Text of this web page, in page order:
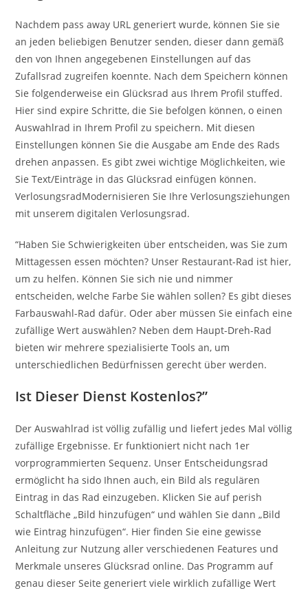
Nachdem pass away URL generiert wurde, können Sie sie
an jeden beliebigen Benutzer senden, dieser dann gemäß
den von Ihnen angegebenen Einstellungen auf das
Zufallsrad zugreifen koennte. Nach dem Speichern können
Sie folgenderweise ein Glücksrad aus Ihrem Profil stuffed.
Hier sind expire Schritte, die Sie befolgen können, o einen
Auswahlrad in Ihrem Profil zu speichern. Mit diesen
Einstellungen können Sie die Ausgabe am Ende des Rads
drehen anpassen. Es gibt zwei wichtige Möglichkeiten, wie
Sie Text/Einträge in das Glücksrad einfügen können.
VerlosungsradModernisieren Sie Ihre Verlosungsziehungen
mit unserem digitalen Verlosungsrad.
“Haben Sie Schwierigkeiten über entscheiden, was Sie zum
Mittagessen essen möchten? Unser Restaurant-Rad ist hier,
um zu helfen. Können Sie sich nie und nimmer
entscheiden, welche Farbe Sie wählen sollen? Es gibt dieses
Farbauswahl-Rad dafür. Oder aber müssen Sie einfach eine
zufällige Wert auswählen? Neben dem Haupt-Dreh-Rad
bieten wir mehrere spezialisierte Tools an, um
unterschiedlichen Bedürfnissen gerecht über werden.
Ist Dieser Dienst Kostenlos?”
Der Auswahlrad ist völlig zufällig und liefert jedes Mal völlig
zufällige Ergebnisse. Er funktioniert nicht nach 1er
vorprogrammierten Sequenz. Unser Entscheidungsrad
ermöglicht ha sido Ihnen auch, ein Bild als regulären
Eintrag in das Rad einzugeben. Klicken Sie auf perish
Schaltfläche „Bild hinzufügen“ und wählen Sie dann „Bild
wie Eintrag hinzufügen“. Hier finden Sie eine gewisse
Anleitung zur Nutzung aller verschiedenen Features und
Merkmale unseres Glücksrad online. Das Programm auf
genau dieser Seite generiert viele wirklich zufällige Wert